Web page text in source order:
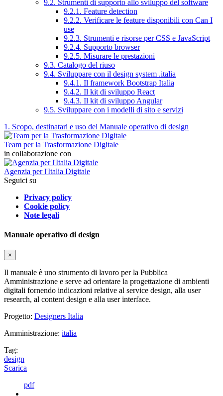
9.2. Strumenti di supporto allo sviluppo del software
9.2.1. Feature detection
9.2.2. Verificare le feature disponibili con Can I
use
9.2.3. Strumenti e risorse per CSS e JavaScript
9.2.4. Supporto browser
9.2.5. Misurare le prestazioni
9.3. Catalogo del riuso
9.4. Sviluppare con il design system .italia
9.4.1. Il framework Bootstrap Italia
9.4.2. Il kit di sviluppo React
9.4.3. Il kit di sviluppo Angular
9.5. Sviluppare con i modelli di sito e servizi
1. Scopo, destinatari e uso del Manuale operativo di design
Team per la Trasformazione Digitale
in collaborazione con
Agenzia per l'Italia Digitale
Seguici su
Privacy policy
Cookie policy
Note legali
Manuale operativo di design
×
Il manuale è uno strumento di lavoro per la Pubblica
Amministrazione e serve ad orientare la progettazione di ambienti
digitali fornendo indicazioni relative al service design, alla user
research, al content design e alla user interface.
Progetto: Designers Italia
Amministrazione: italia
Tag:
design
Scarica
pdf